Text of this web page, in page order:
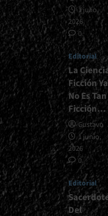
1 julio,
2026
0
Editorial
La
Ficción Ya
No Es Tan
Ficción…
Gustavo
1 junio,
2026
0
Editorial
Del